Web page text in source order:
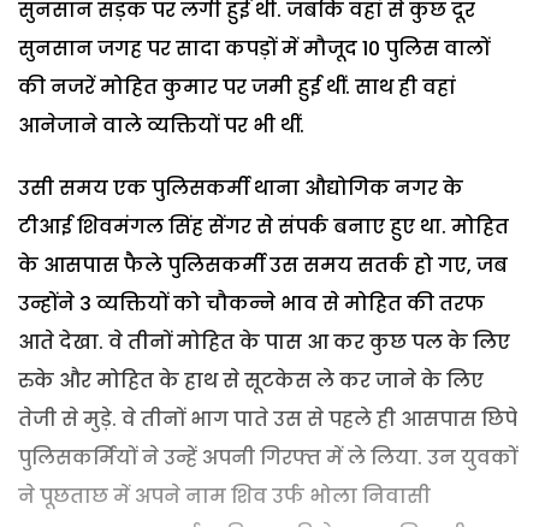
सुनसान सड़क पर लगी हुई थी. जबकि वहां से कुछ दूर
सुनसान जगह पर सादा कपड़ों में मौजूद 10 पुलिस वालों
की नजरें मोहित कुमार पर जमी हुई थीं. साथ ही वहां
आनेजाने वाले व्यक्तियों पर भी थीं.
उसी समय एक पुलिसकर्मी थाना औद्योगिक नगर के
टीआई शिवमंगल सिंह सेंगर से संपर्क बनाए हुए था. मोहित
के आसपास फैले पुलिसकर्मी उस समय सतर्क हो गए, जब
उन्होंने 3 व्यक्तियों को चौकन्ने भाव से मोहित की तरफ
आते देखा. वे तीनों मोहित के पास आ कर कुछ पल के लिए
रुके और मोहित के हाथ से सूटकेस ले कर जाने के लिए
तेजी से मुड़े. वे तीनों भाग पाते उस से पहले ही आसपास छिपे
पुलिसकर्मियों ने उन्हें अपनी गिरफ्त में ले लिया. उन युवकों
ने पूछताछ में अपने नाम शिव उर्फ भोला निवासी